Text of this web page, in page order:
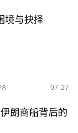
境与抉择
07-27
朗商船背后的